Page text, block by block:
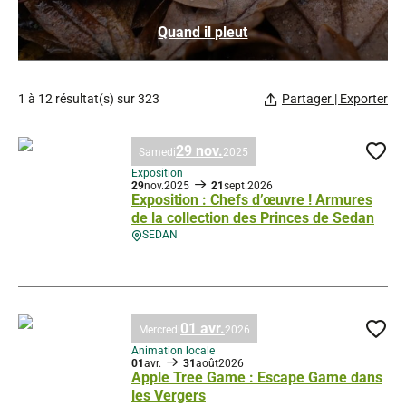
Quand il pleut
1 à 12 résultat(s) sur 323 Partager | Exporter
Exposition : Chefs d’œuvre ! Armures
de la collection des Princes de Sedan
SEDAN
Samedi29 nov. 2025
Exposition
29nov.2025 21 sept.2026
Apple Tree Game : Escape Game dans
les Vergers
Mercredi01 avr. 2026
Animation locale
01 avr. 31 août2026